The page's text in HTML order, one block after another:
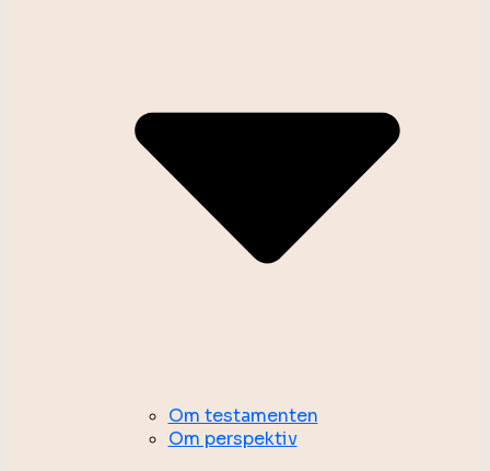
Om testamenten
Om perspektiv